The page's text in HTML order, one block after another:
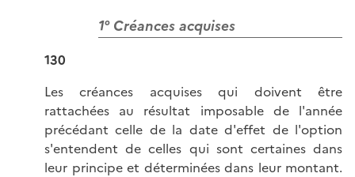
1° Créances acquises
130
Les créances acquises qui doivent être
rattachées au résultat imposable de l'année
précédant celle de la date d'effet de l'option
s'entendent de celles qui sont certaines dans
leur principe et déterminées dans leur montant.